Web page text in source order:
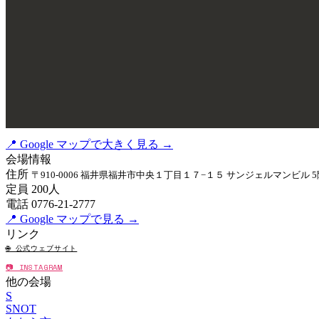
📍 Google マップで大きく見る →
会場情報
住所 〒910-0006 福井県福井市中央１丁目１７−１５ サンジェルマンビル 5
定員 200人
電話 0776-21-2777
📍 Google マップで見る →
リンク
🌐 公式ウェブサイト
📷 INSTAGRAM
他の会場
S
SNOT